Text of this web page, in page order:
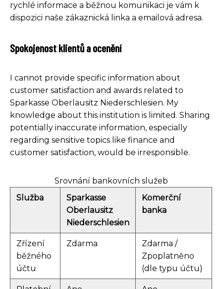
rychlé informace a běžnou komunikaci je vám k
dispozici naše zákaznická linka a emailová adresa.
Spokojenost klientů a ocenění
I cannot provide specific information about
customer satisfaction and awards related to
Sparkasse Oberlausitz Niederschlesien. My
knowledge about this institution is limited. Sharing
potentially inaccurate information, especially
regarding sensitive topics like finance and
customer satisfaction, would be irresponsible.
Srovnání bankovních služeb
Služba
Sparkasse
Oberlausitz
Niederschlesien
Komerční
banka
Zřízení
běžného
účtu
Zdarma
Zdarma /
Zpoplatněno
(dle typu účtu)